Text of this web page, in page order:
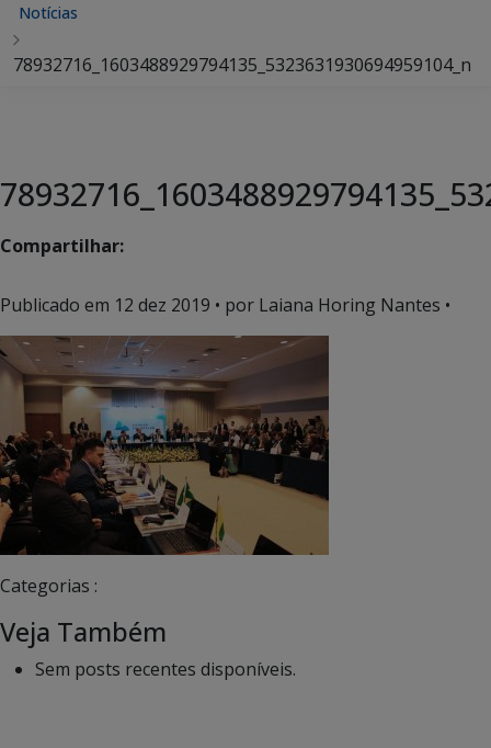
Notícias
78932716_1603488929794135_5323631930694959104_n
Compartilhar:
Publicado em 12 dez 2019 • por Laiana Horing Nantes •
Categorias :
Veja Também
Sem posts recentes disponíveis.